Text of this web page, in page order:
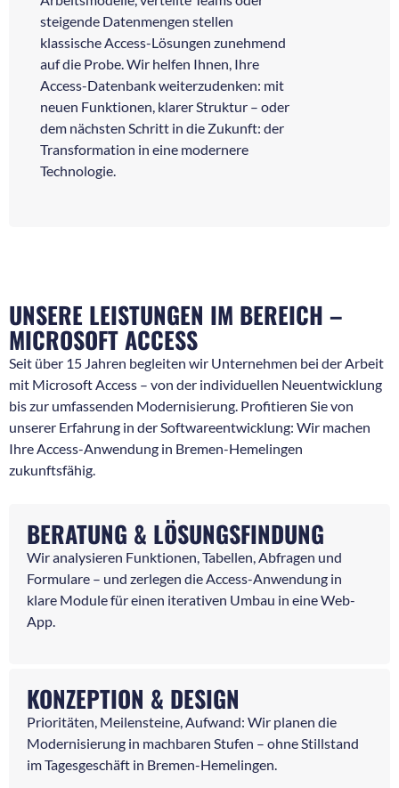
steigende Datenmengen stellen
klassische Access-Lösungen zunehmend
auf die Probe. Wir helfen Ihnen, Ihre
Access-Datenbank weiterzudenken: mit
neuen Funktionen, klarer Struktur – oder
dem nächsten Schritt in die Zukunft: der
Transformation in eine modernere
Technologie.
UNSERE LEISTUNGEN IM BEREICH –
MICROSOFT ACCESS
Seit über 15 Jahren begleiten wir Unternehmen bei der Arbeit
mit Microsoft Access – von der individuellen Neuentwicklung
bis zur umfassenden Modernisierung. Profitieren Sie von
unserer Erfahrung in der Softwareentwicklung: Wir machen
Ihre Access-Anwendung in Bremen-Hemelingen
zukunftsfähig.
BERATUNG & LÖSUNGSFINDUNG
Wir analysieren Funktionen, Tabellen, Abfragen und
Formulare – und zerlegen die Access-Anwendung in
klare Module für einen iterativen Umbau in eine Web-
App.
KONZEPTION & DESIGN
Prioritäten, Meilensteine, Aufwand: Wir planen die
Modernisierung in machbaren Stufen – ohne Stillstand
im Tagesgeschäft in Bremen-Hemelingen.